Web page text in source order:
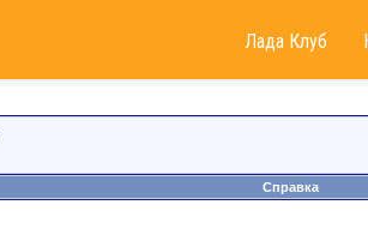
Лада Клуб
Справка